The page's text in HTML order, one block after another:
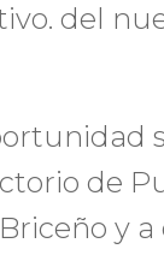
del
de
y